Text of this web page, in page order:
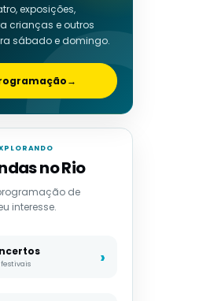
exposições,
crianças e outros
sábado e domingo.
→
no Rio
de
interesse.
festivais